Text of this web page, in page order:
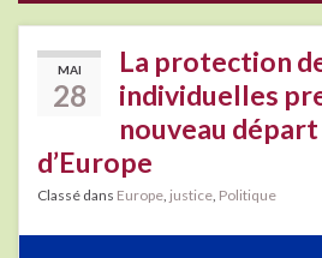
MAI
28
La protection
individuelles
nouveau départ
d’Europe
Classé dans Europe justice Politique